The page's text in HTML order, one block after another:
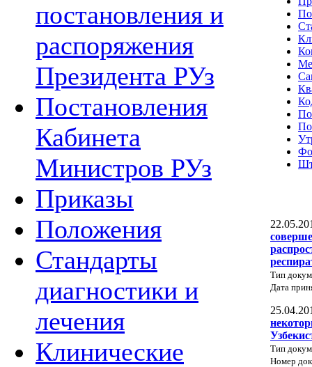
постановления и
распоряжения
Президента РУз
Постановления
Кабинета
Министров РУз
Приказы
Положения
Стандарты
диагностики и
лечения
Клинические
Тип
Дата
Тип
Номер